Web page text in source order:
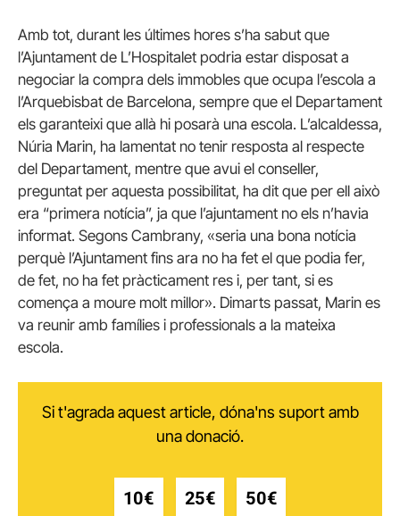
Amb tot, durant les últimes hores s’ha sabut que
l’Ajuntament de L’Hospitalet podria estar disposat a
negociar la compra dels immobles que ocupa l’escola a
l’Arquebisbat de Barcelona, sempre que el Departament
els garanteixi que allà hi posarà una escola. L’alcaldessa,
Núria Marin, ha lamentat no tenir resposta al respecte
del Departament, mentre que avui el conseller,
preguntat per aquesta possibilitat, ha dit que per ell això
era “primera notícia”, ja que l’ajuntament no els n’havia
informat. Segons Cambrany, «seria una bona notícia
perquè l’Ajuntament fins ara no ha fet el que podia fer,
de fet, no ha fet pràcticament res i, per tant, si es
comença a moure molt millor». Dimarts passat, Marin es
va reunir amb famílies i professionals a la mateixa
escola.
Si t'agrada aquest article, dóna'ns suport amb
una donació.
10€ 25€ 50€